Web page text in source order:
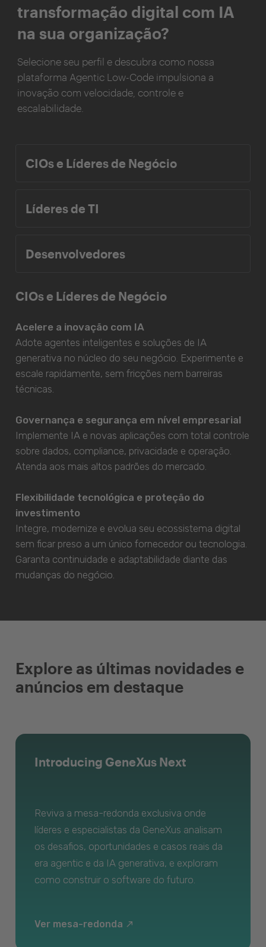
transformação digital com IA
na sua organização?
Selecione seu perfil e descubra como nossa
plataforma Agentic Low-Code impulsiona a
inovação com velocidade, controle e
escalabilidade.
CIOs e Líderes de Negócio
Líderes de TI
Desenvolvedores
CIOs e Líderes de Negócio
Acelere a inovação com IA
Adote agentes inteligentes e soluções de IA
generativa no núcleo do seu negócio. Experimente e
escale rapidamente, sem fricções nem barreiras
técnicas.
Governança e segurança em nível empresarial
Implemente IA e novas aplicações com total controle
sobre dados, compliance, privacidade e operação.
Atenda aos mais altos padrões do mercado.
Flexibilidade tecnológica e proteção do
investimento
Integre, modernize e evolua seu ecossistema digital
sem ficar preso a um único fornecedor ou tecnologia.
Garanta continuidade e adaptabilidade diante das
mudanças do negócio.
Explore as últimas novidades e
anúncios em destaque
Introducing GeneXus Next
Reviva a mesa-redonda exclusiva onde
líderes e especialistas da GeneXus analisam
os desafios, oportunidades e casos reais da
era agentic e da IA generativa, e exploram
como construir o software do futuro.
Ver mesa-redonda